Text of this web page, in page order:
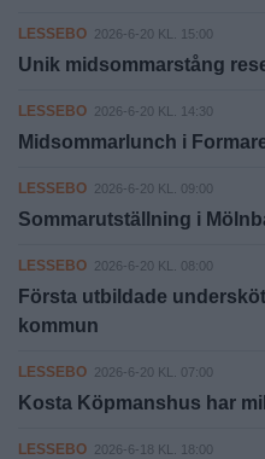
LESSEBO 2026-6-20 KL. 15:00
Unik midsommarstång
LESSEBO 2026-6-20 KL. 14:30
Midsommarlunch i
LESSEBO 2026-6-20 KL. 09:00
Sommarutställning i
LESSEBO 2026-6-20 KL. 08:00
Första utbildade
kommun
LESSEBO 2026-6-20 KL. 07:00
Kosta Köpmanshus har
LESSEBO 2026-6-18 KL. 18:00